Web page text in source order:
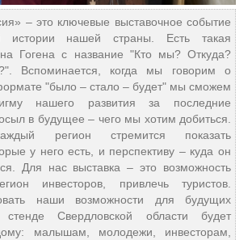
– это ключевые выставочное событие
истории нашей страны. Есть такая
Гогена с название "Кто мы? Откуда?
Вспоминается, когда мы говорим о
"было – стало – будет" мы сможем
нашего развития за последние
в будущее – чего мы хотим добиться.
регион стремится показать
у него есть, и перспективу – куда он
Для нас выставка – это возможность
инвесторов, привлечь туристов.
наши возможности для будущих
Свердловской области будет
малышам, молодежи, инвесторам,